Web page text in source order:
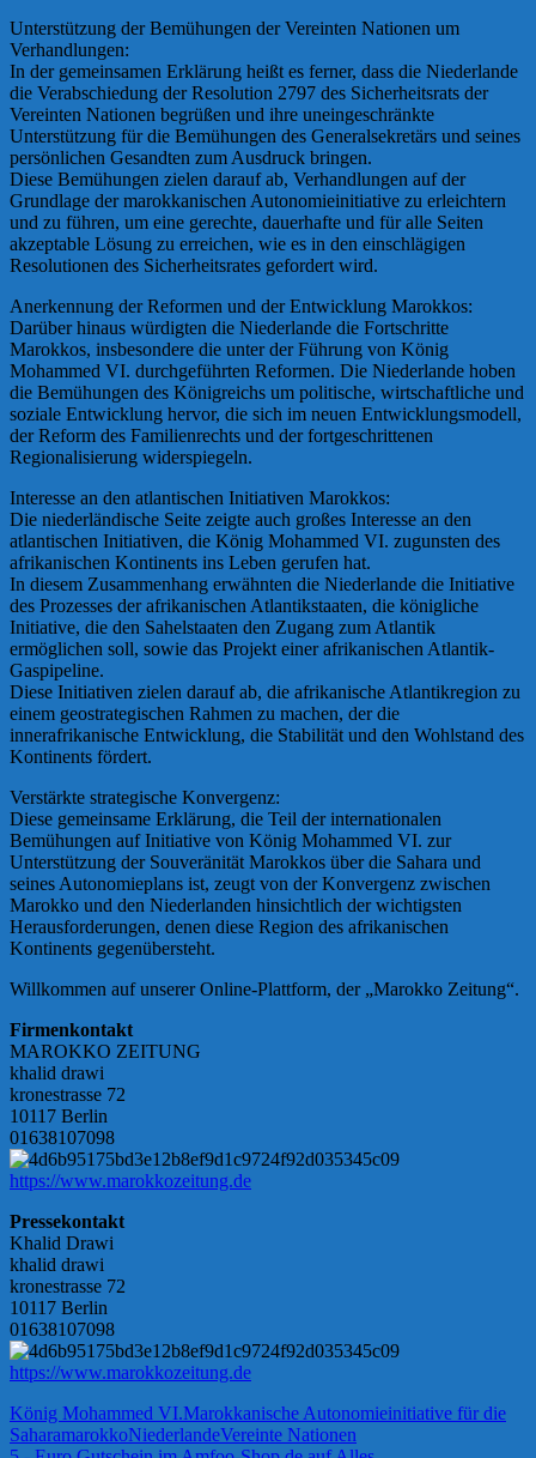
Unterstützung der Bemühungen der Vereinten Nationen um
Verhandlungen:
In der gemeinsamen Erklärung heißt es ferner, dass die Niederlande
die Verabschiedung der Resolution 2797 des Sicherheitsrats der
Vereinten Nationen begrüßen und ihre uneingeschränkte
Unterstützung für die Bemühungen des Generalsekretärs und seines
persönlichen Gesandten zum Ausdruck bringen.
Diese Bemühungen zielen darauf ab, Verhandlungen auf der
Grundlage der marokkanischen Autonomieinitiative zu erleichtern
und zu führen, um eine gerechte, dauerhafte und für alle Seiten
akzeptable Lösung zu erreichen, wie es in den einschlägigen
Resolutionen des Sicherheitsrates gefordert wird.
Anerkennung der Reformen und der Entwicklung Marokkos:
Darüber hinaus würdigten die Niederlande die Fortschritte
Marokkos, insbesondere die unter der Führung von König
Mohammed VI. durchgeführten Reformen. Die Niederlande hoben
die Bemühungen des Königreichs um politische, wirtschaftliche und
soziale Entwicklung hervor, die sich im neuen Entwicklungsmodell,
der Reform des Familienrechts und der fortgeschrittenen
Regionalisierung widerspiegeln.
Interesse an den atlantischen Initiativen Marokkos:
Die niederländische Seite zeigte auch großes Interesse an den
atlantischen Initiativen, die König Mohammed VI. zugunsten des
afrikanischen Kontinents ins Leben gerufen hat.
In diesem Zusammenhang erwähnten die Niederlande die Initiative
des Prozesses der afrikanischen Atlantikstaaten, die königliche
Initiative, die den Sahelstaaten den Zugang zum Atlantik
ermöglichen soll, sowie das Projekt einer afrikanischen Atlantik-
Gaspipeline.
Diese Initiativen zielen darauf ab, die afrikanische Atlantikregion zu
einem geostrategischen Rahmen zu machen, der die
innerafrikanische Entwicklung, die Stabilität und den Wohlstand des
Kontinents fördert.
Verstärkte strategische Konvergenz:
Diese gemeinsame Erklärung, die Teil der internationalen
Bemühungen auf Initiative von König Mohammed VI. zur
Unterstützung der Souveränität Marokkos über die Sahara und
seines Autonomieplans ist, zeugt von der Konvergenz zwischen
Marokko und den Niederlanden hinsichtlich der wichtigsten
Herausforderungen, denen diese Region des afrikanischen
Kontinents gegenübersteht.
Willkommen auf unserer Online-Plattform, der „Marokko Zeitung“.
Firmenkontakt
MAROKKO ZEITUNG
khalid drawi
kronestrasse 72
10117 Berlin
01638107098
https://www.marokkozeitung.de
Pressekontakt
Khalid Drawi
khalid drawi
kronestrasse 72
10117 Berlin
01638107098
https://www.marokkozeitung.de
König Mohammed VI.Marokkanische Autonomieinitiative für die
SaharamarokkoNiederlandeVereinte Nationen